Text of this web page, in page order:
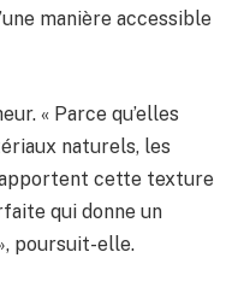
manière accessible
« Parce qu’elles
naturels, les
cette texture
qui donne un
poursuit-elle.